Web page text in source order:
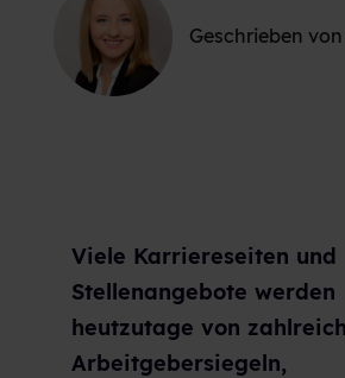
Geschrieben von
Viele Karriereseiten und
Stellenangebote werden
heutzutage von
Arbeitgebersiegeln,